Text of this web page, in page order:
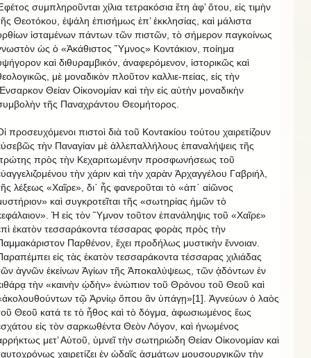
συμπληροῦνται χίλια τετρακόσια ἔτη ἀφ’ ὅτου, εἰς τιμὴν
Θεοτόκου, ἐψάλη ἐπισήμως ἐπ’ ἐκκλησίας, καὶ μάλιστα
ἱσταμένων πάντων τῶν πιστῶν, τὸ σήμερον παγκοίνως
ὡς ὁ «Ἀκάθιστος Ὕμνος» Κοντάκιον, ποίημα
καὶ διθυραμβικόν, ἀναφερόμενον, ἱστορικῶς καὶ
μὲ μοναδικὸν πλοῦτον καλλιε-πείας, εἰς τὴν
Θείαν Οἰκονομίαν καὶ τὴν εἰς αὐτὴν μοναδικὴν
τῆς Παναχράντου Θεομήτορος.
προσευχόμενοι πιστοὶ διὰ τοῦ Κοντακίου τούτου χαιρετίζουν
τὴν Παναγίαν μὲ ἀλλεπαλλήλους ἐπαναλήψεις τῆς
πρὸς τὴν Κεχαριτωμένην προσφωνήσεως τοῦ
τὴν χάριν καὶ τὴν χαρὰν Ἀρχαγγέλου Γαβριήλ,
λέξεως «Χαῖρε», δι᾽ ἧς φανεροῦται τὸ «ἀπ᾽ αἰῶνος
καὶ συγκροτεῖται τῆς «σωτηρίας ἡμῶν τὸ
Ἡ εἰς τὸν Ὕμνον τοῦτον ἐπανάληψις τοῦ «Χαῖρε»
ἑκατὸν τεσσαράκοντα τέσσαρας φορὰς πρὸς τὴν
Παρθένον, ἔχει προδήλως μυστικὴν ἔννοιαν.
εἰς τὰς ἑκατὸν τεσσαράκοντα τέσσαρας χιλιάδας
ἁγνῶν ἐκείνων Ἁγίων τῆς Ἀποκαλύψεως, τῶν ᾀδόντων ἐν
τὴν «καινὴν ᾠδὴν» ἐνώπιον τοῦ Θρόνου τοῦ Θεοῦ καὶ
τῷ Ἀρνίῳ ὅπου ἂν ὑπάγῃ»[1]. Ἁγνεύων ὁ λαὸς
Θεοῦ κατά τε τὸ ἦθος καὶ τὸ δόγμα, ἀφωσιωμένος ἕως
εἰς τὸν σαρκωθέντα Θεὸν Λόγον, καὶ ἡνωμένος
μετ’ Αὐτοῦ, ὑμνεῖ τὴν σωτηριώδη Θείαν Οἰκονομίαν καὶ
χαιρετίζει ἐν ᾠδαῖς ᾀσμάτων μουσουργικῶν τὴν